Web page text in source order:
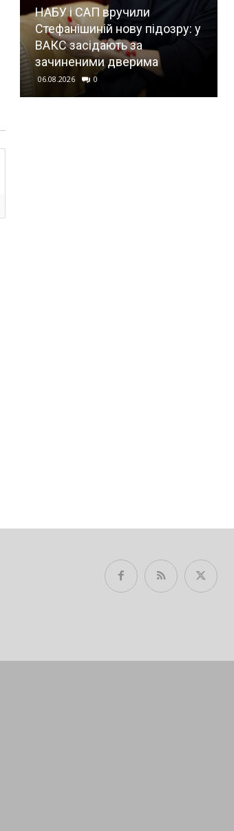
НАБУ і САП вручили
Стефанішиній нову підозру: у
ВАКС засідають за
зачиненими дверима
06.08.2026 0